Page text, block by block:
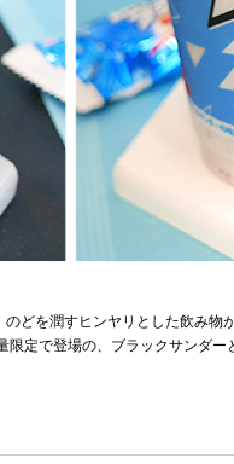
どを潤すヒンヤリとした飲み物
定で登場の、ブラックサンダー